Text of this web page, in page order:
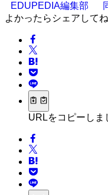
EDUPEDIA編集部
よかったらシェアしてね
URLをコピーしま